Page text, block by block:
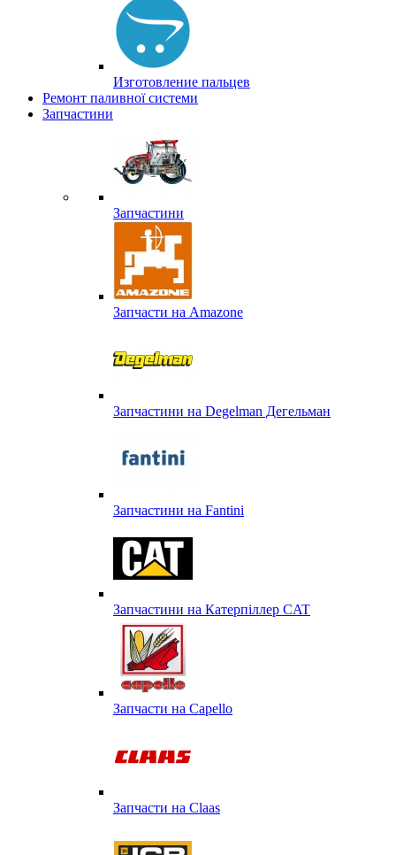
Изготовление пальцев
Ремонт паливної системи
Запчастини
Запчастини
Запчасти на Amazone
Запчастини на Degelman Дегельман
Запчастини на Fantini
Запчастини на Катерпіллер CAT
Запчасти на Capello
Запчасти на Сlaas